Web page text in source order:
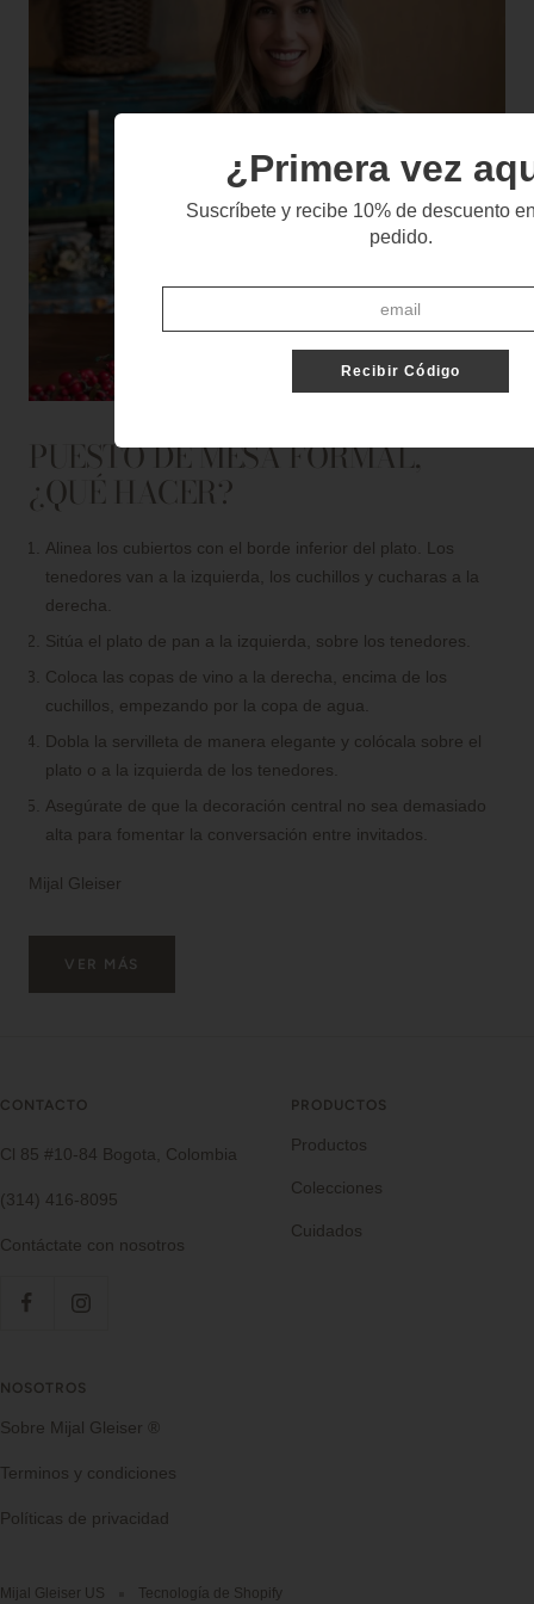
PUESTO DE MESA FORMAL,
¿QUÉ HACER?
Alinea los cubiertos con el borde inferior del plato. Los
tenedores van a la izquierda, los cuchillos y cucharas a la
derecha.
Sitúa el plato de pan a la izquierda, sobre los tenedores.
Coloca las copas de vino a la derecha, encima de los
cuchillos, empezando por la copa de agua.
Dobla la servilleta de manera elegante y colócala sobre el
plato o a la izquierda de los tenedores.
Asegúrate de que la decoración central no sea demasiado
alta para fomentar la conversación entre invitados.
Mijal Gleiser
VER MÁS
CONTACTO
Cl 85 #10-84 Bogota, Colombia
(314) 416-8095
Contáctate con nosotros
PRODUCTOS
Productos
Colecciones
Cuidados
NOSOTROS
Sobre Mijal Gleiser ®
Terminos y condiciones
Políticas de privacidad
Mijal Gleiser US Tecnología de Shopify
¿Primera vez
Suscríbete y recibe 10% de descuento
pedido.
Recibir Código